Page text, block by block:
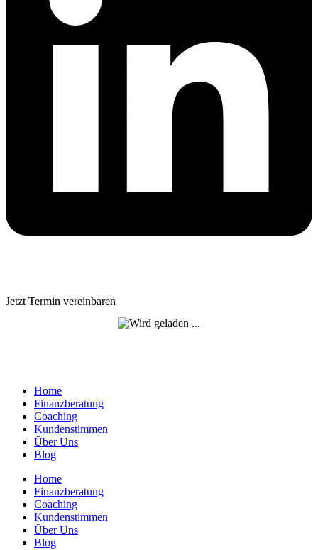
Jetzt Termin vereinbaren
Home
Finanzberatung
Coaching
Kundenstimmen
Über Uns
Blog
Home
Finanzberatung
Coaching
Kundenstimmen
Über Uns
Blog